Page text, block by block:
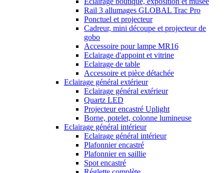
Rail 3 allumages GLOBAL Trac Pro
Ponctuel et projecteur
Cadreur, mini découpe et projecteur de
gobo
Accessoire pour lampe MR16
Eclairage d'appoint et vitrine
Eclairage de table
Accessoire et pièce détachée
Eclairage général extérieur
Eclairage général extérieur
Quartz LED
Projecteur encastré Uplight
Borne, potelet, colonne lumineuse
Eclairage général intérieur
Eclairage général intérieur
Plafonnier encastré
Plafonnier en saillie
Spot encastré